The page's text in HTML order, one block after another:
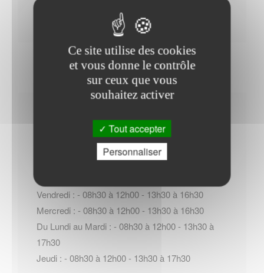
Horaires Mairie
Vendredi : - 08h30 à 12h00 - 13h30 à 16h30
Mercredi : - 08h30 à 12h00 - 13h30 à 16h30
Du Lundi au Mardi : - 08h30 à 12h00 - 13h30 à
17h30
Jeudi : - 08h30 à 12h00 - 13h30 à 17h30
Ce site utilise des cookies
et vous donne le contrôle
sur ceux que vous
souhaitez activer
Tout accepter
Personnaliser